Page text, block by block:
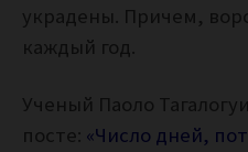
украдены. Причем,
каждый год.
Ученый Паоло
посте: «Число дней,